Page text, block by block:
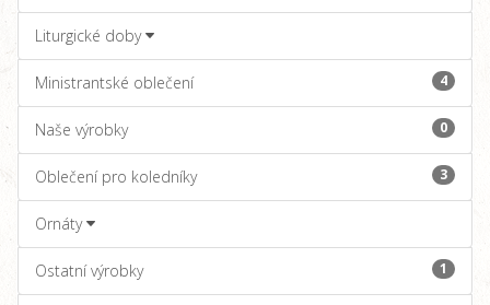
Liturgické doby
Ministrantské oblečení 4
Naše výrobky 0
Oblečení pro koledníky 3
Ornáty
Ostatní výrobky 1